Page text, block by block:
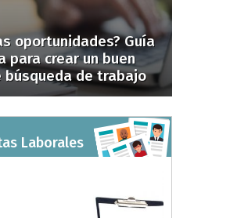
oportunidades? Guía
para crear un buen
búsqueda de trabajo
Laborales